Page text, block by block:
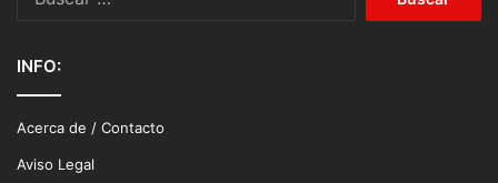
INFO:
Acerca de / Contacto
Aviso Legal